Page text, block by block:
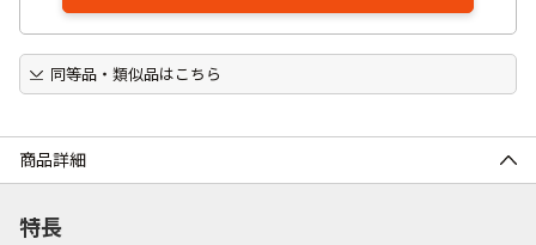
同等品・類似品はこちら
商品詳細
特長